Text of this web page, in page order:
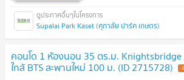
Supalai Park Kaset (ศุภาลัย ปาร์ค เกษตร)
คอนโด 1 ห้องนอน 35 ตร.ม. Knightsbridge
ใกล้ BTS สะพานใหม่ 100 ม. (ID 2715728)